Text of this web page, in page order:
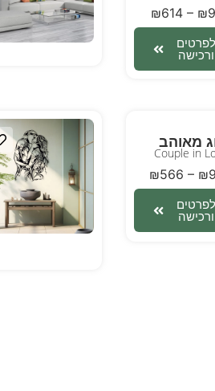
₪614 – ₪
לפרטים
ורכישה
מאוהב
Couple in
₪566 – ₪
לפרטים
ורכישה